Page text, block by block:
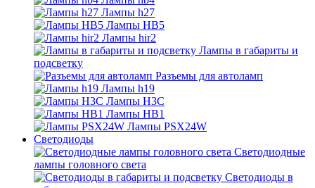
Лампы h27
Лампы HB5
Лампы hir2
Лампы в габариты и
подсветку
Разъемы для автоламп
Лампы h19
Лампы H3C
Лампы HB1
Лампы PSX24W
Светодиоды
Светодиодные
лампы головного света
Светодиоды в